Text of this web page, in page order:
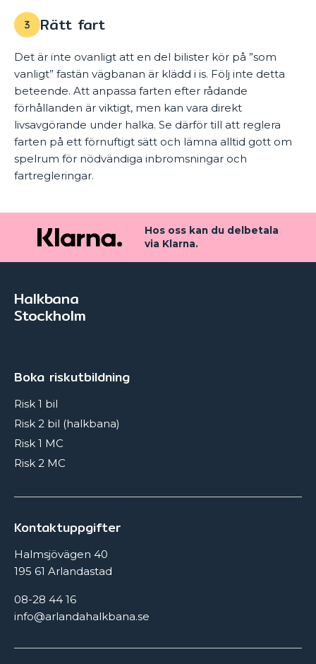
Rätt fart
Det är inte ovanligt att en del bilister kör på ”som
vanligt” fastän vägbanan är klädd i is. Följ inte detta
beteende. Att anpassa farten efter rådande
förhållanden är viktigt, men kan vara direkt
livsavgörande under halka. Se därför till att reglera
farten på ett förnuftigt sätt och lämna alltid gott om
spelrum för nödvändiga inbromsningar och
fartregleringar.
Hos oss kan du delbetala
via Klarna.
Halkbana
Stockholm
Boka riskutbildning
Risk 1 bil
Risk 2 bil (halkbana)
Risk 1 MC
Risk 2 MC
Kontaktuppgifter
Halmsjövägen 40
195 61 Arlandastad
08-28 44 16
info@arlandahalkbana.se